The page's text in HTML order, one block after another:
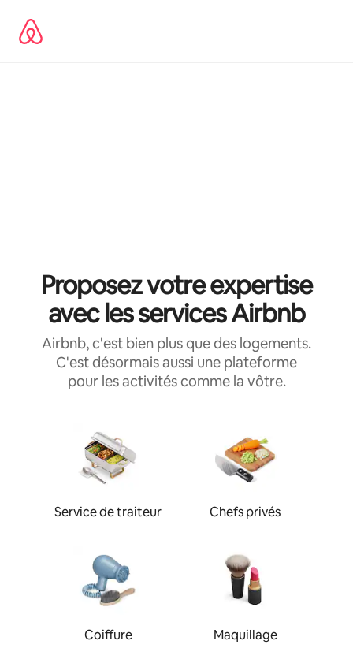
directement
Proposez votre expertise
avec les services Airbnb
Airbnb, c'est bien plus que des logements.
C'est désormais aussi une plateforme
pour les activités comme la vôtre.
Service de traiteur Chefs privés
Coiffure Maquillage